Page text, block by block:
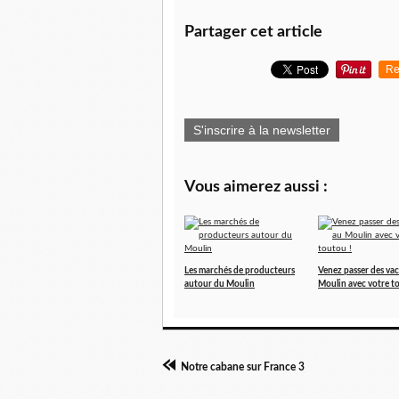
Partager cet article
S'inscrire à la newsletter
Vous aimerez aussi :
Les marchés de producteurs
autour du Moulin
Venez passer des
Moulin avec votre
Notre cabane sur France 3